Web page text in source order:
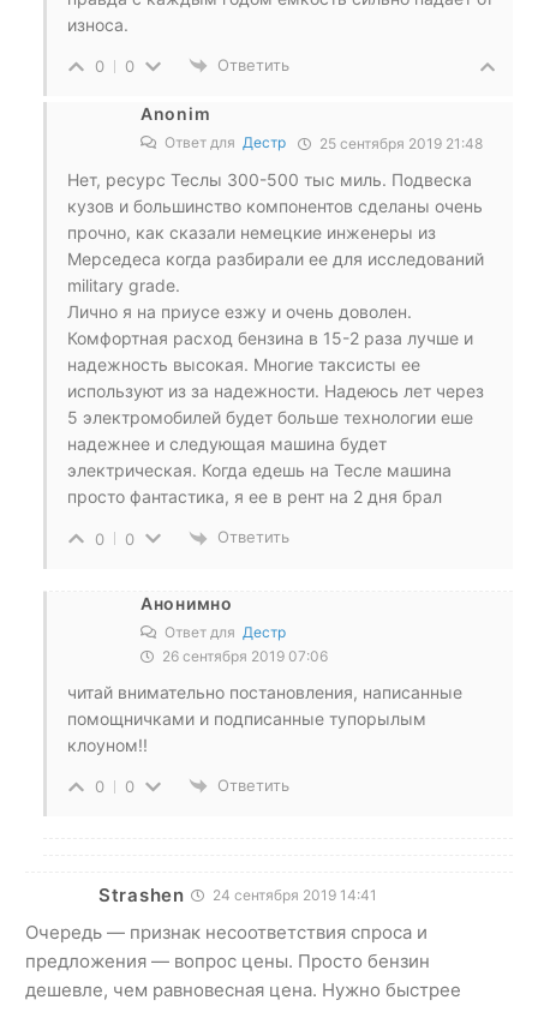
износа.
0 0 Ответить
Anonim
Ответ для Дестр 25 сентября 2019 21:48
Нет, ресурс Теслы 300-500 тыс миль. Подвеска
кузов и большинство компонентов сделаны очень
прочно, как сказали немецкие инженеры из
Мерседеса когда разбирали ее для исследований
military grade.
Лично я на приусе езжу и очень доволен.
Комфортная расход бензина в 15-2 раза лучше и
надежность высокая. Многие таксисты ее
используют из за надежности. Надеюсь лет через
5 электромобилей будет больше технологии еше
надежнее и следующая машина будет
электрическая. Когда едешь на Тесле машина
просто фантастика, я ее в рент на 2 дня брал
0 0 Ответить
Анонимно
Ответ для Дестр
26 сентября 2019 07:06
читай внимательно постановления, написанные
помощничками и подписанные тупорылым
клоуном!!
0 0 Ответить
Strashen 24 сентября 2019 14:41
Очередь — признак несоответствия спроса и
предложения — вопрос цены. Просто бензин
дешевле, чем равновесная цена. Нужно быстрее